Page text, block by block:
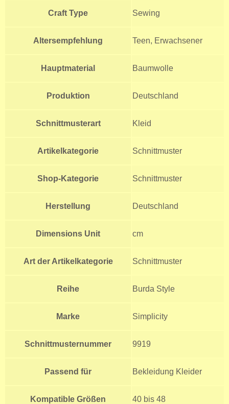
Craft Type Sewing
Altersempfehlung Teen, Erwachsener
Hauptmaterial Baumwolle
Produktion Deutschland
Schnittmusterart Kleid
Artikelkategorie Schnittmuster
Shop-Kategorie Schnittmuster
Herstellung Deutschland
Dimensions Unit cm
Art der Artikelkategorie Schnittmuster
Reihe Burda Style
Marke Simplicity
Schnittmusternummer 9919
Passend für Bekleidung Kleider
Kompatible Größen 40 bis 48